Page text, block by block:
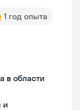
1 год опыта
в области
и